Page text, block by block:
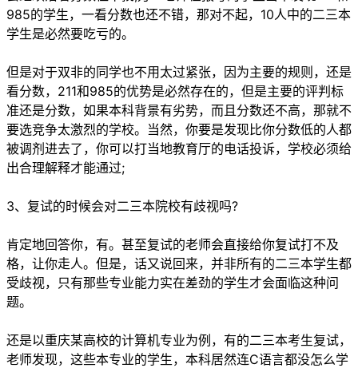
985的学生，一看分数也还不错，那对不起，10人中的二三本
学生是必然要吃亏的。
但是对于双非的同学也不用太过紧张，因为主要的规则，还是
看分数，211和985的优势是必然存在的，但是主要的评判标
准还是分数，如果本科背景有劣势，而且分数还不高，那就不
要选竞争太激烈的学校。当然，你要是发现比你分数低的人都
被调剂进去了，你可以打当地教育厅的电话投诉，学校必须给
出合理解释才能通过;
3、复试的时候会对二三本院校有歧视吗?
肯定地回答你，有。甚至复试的老师会直接给你复试打不及
格，让你走人。但是，话又说回来，并非所有的二三本学生都
受歧视，只有那些专业能力实在差劲的学生才会面临这种问
题。
还是以重庆某高校的计算机专业为例，有的二三本考生复试，
老师发现，这些本专业的学生，本科居然连C语言都没怎么学